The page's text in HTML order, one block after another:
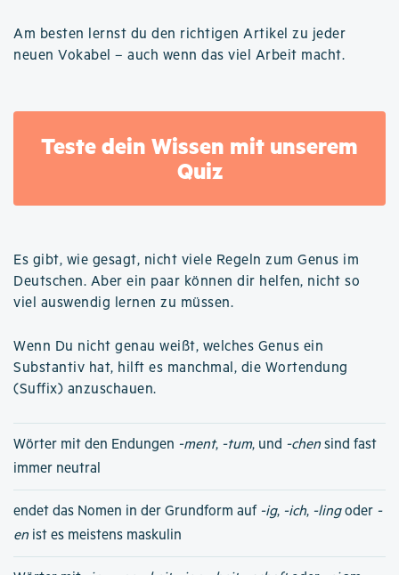
Am besten lernst du den richtigen Artikel zu jeder
neuen Vokabel – auch wenn das viel Arbeit macht.
Teste dein Wissen mit unserem
Quiz
Es gibt, wie gesagt, nicht viele Regeln zum Genus im
Deutschen. Aber ein paar können dir helfen, nicht so
viel auswendig lernen zu müssen.
Wenn Du nicht genau weißt, welches Genus ein
Substantiv hat, hilft es manchmal, die Wortendung
(Suffix) anzuschauen.
Wörter mit den Endungen -ment, -tum, und -chen sind fast
immer neutral
endet das Nomen in der Grundform auf -ig, -ich, -lingoder -
en ist es meistens maskulin